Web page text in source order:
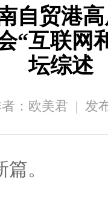
自贸港
“互联网
坛综述
：欧美君 | 发
。